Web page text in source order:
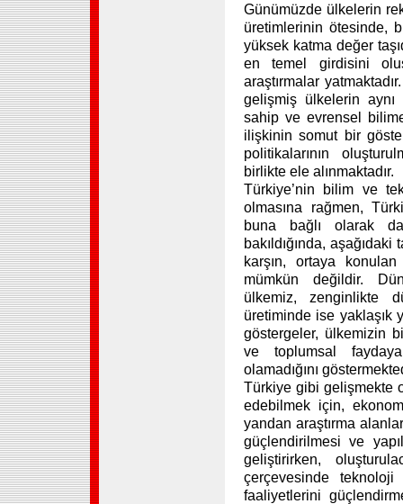
Günümüzde ülkelerin
üretimlerinin ötesinde,
yüksek katma değer
en temel girdisini
araştırmalar
gelişmiş ülkelerin aynı
sahip ve evrensel
ilişkinin somut bir
politikalarının
birlikte ele alınmaktadır.
Türkiye’nin bilim ve
olmasına rağmen,
buna bağlı olarak
bakıldığında,
karşın, ortaya
mümkün değildir.
ülkemiz, zenginlikte
üretiminde ise yaklaşık
göstergeler, ülkemizin
ve toplumsal
olamadığını
Türkiye gibi gelişmekte
edebilmek için,
yandan araştırma
güçlendirilmesi ve
geliştirirken,
çerçevesinde teknoloji
faaliyetlerini